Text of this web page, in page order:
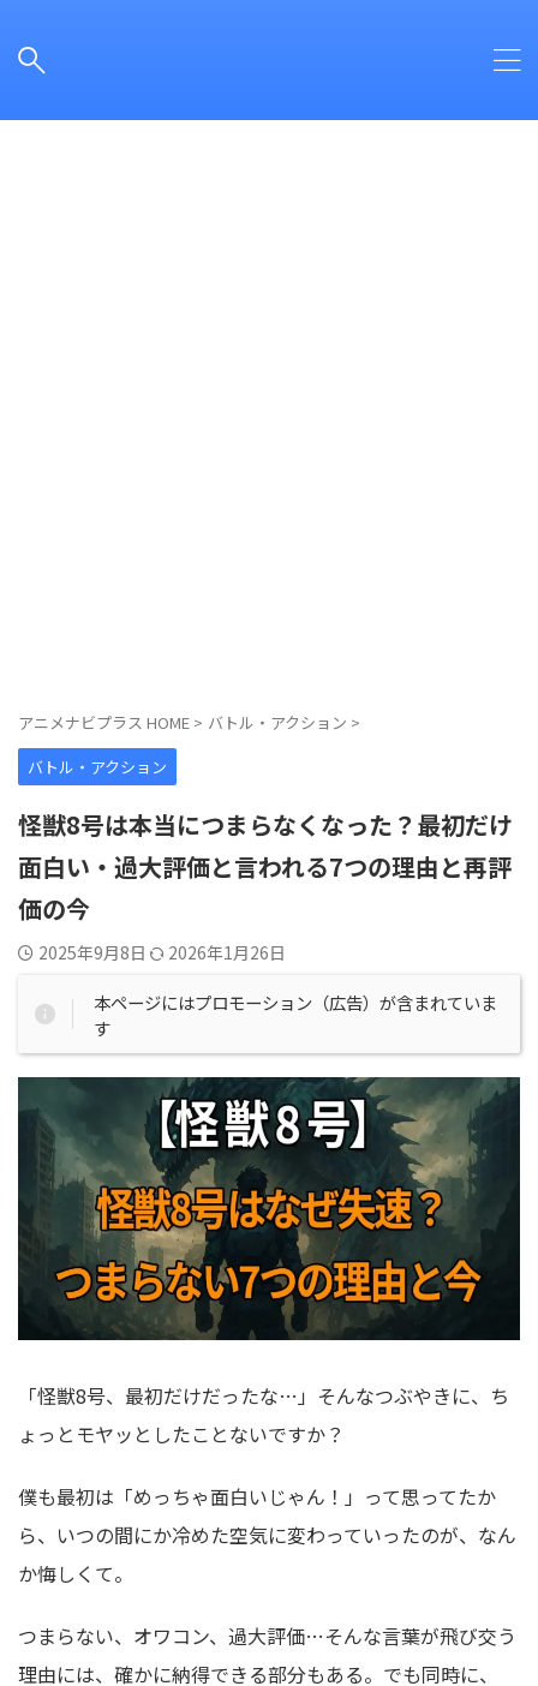
アニメナビプラス HOME > バトル・アクション >
バトル・アクション
怪獣8号は本当につまらなくなった？最初だけ
面白い・過大評価と言われる7つの理由と再評
価の今
2025年9月8日 2026年1月26日
本ページにはプロモーション（広告）が含まれていま
す
「怪獣8号、最初だけだったな…」そんなつぶやきに、ち
ょっとモヤッとしたことないですか？
僕も最初は「めっちゃ面白いじゃん！」って思ってたか
ら、いつの間にか冷めた空気に変わっていったのが、なん
か悔しくて。
つまらない、オワコン、過大評価…そんな言葉が飛び交う
理由には、確かに納得できる部分もある。でも同時に、